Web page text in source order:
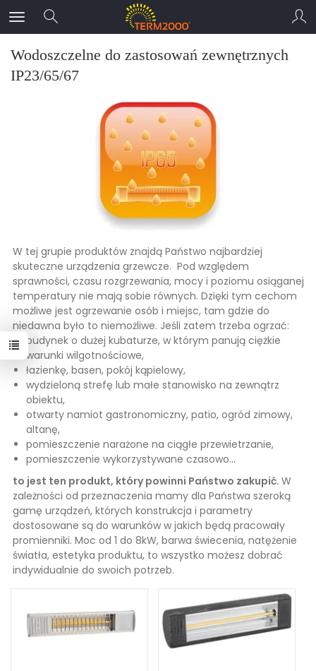
Wodoszczelne do zastosowań zewnętrznych
IP23/65/67
W tej grupie produktów znajdą Państwo najbardziej
skuteczne urządzenia grzewcze. Pod względem
sprawności, czasu rozgrzewania, mocy i poziomu osiąganej
temperatury nie mają sobie równych. Dzięki tym cechom
możliwe jest ogrzewanie osób i miejsc, tam gdzie do
niedawna było to niemożliwe. Jeśli zatem trzeba ogrzać:
budynek o dużej kubaturze, w którym panują ciężkie
warunki wilgotnościowe,
łazienkę, basen, pokój kąpielowy,
wydzieloną strefę lub małe stanowisko na zewnątrz
obiektu,
otwarty namiot gastronomiczny, patio, ogród zimowy,
altanę,
pomieszczenie narażone na ciągłe przewietrzanie,
pomieszczenie wykorzystywane czasowo...
to jest ten produkt, który powinni Państwo zakupić. W
zależności od przeznaczenia mamy dla Państwa szeroką
gamę urządzeń, których konstrukcja i parametry
dostosowane są do warunków w jakich będą pracowały
promienniki. Moc od 1 do 8kW, barwa świecenia, natężenie
światła, estetyka produktu, to wszystko możesz dobrać
indywidualnie do swoich potrzeb.